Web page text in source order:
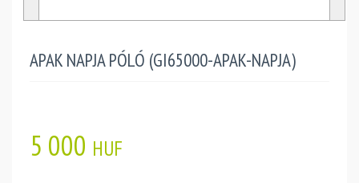
APAK NAPJA PÓLÓ (GI65000-APAK-NAPJA)
5 000 HUF